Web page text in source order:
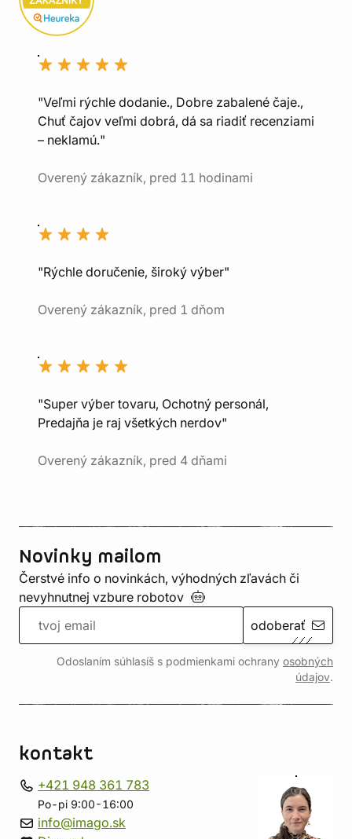
"Veľmi rýchle dodanie., Dobre zabalené čaje.,
Chuť čajov veľmi dobrá, dá sa riadiť recenziami
– neklamú."
Overený zákazník, pred 11 hodinami
"Rýchle doručenie, široký výber"
Overený zákazník, pred 1 dňom
"Super výber tovaru, Ochotný personál,
Predajňa je raj všetkých nerdov"
Overený zákazník, pred 4 dňami
Novinky mailom
Čerstvé info o novinkách, výhodných zľavách či
nevyhnutnej vzbure robotov
odoberať
Odoslaním súhlasíš s podmienkami ochrany osobných
údajov.
kontakt
+421 948 361 783
Po-pi 9:00-16:00
info@imago.sk